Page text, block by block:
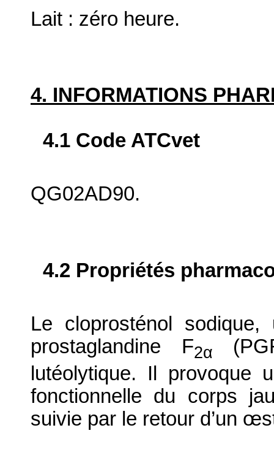
Lait : zéro heure.
4. INFORMATIONS
4.1 Code ATCvet
QG02AD90.
4.2 Propriétés
Le cloprosténol
prostaglandine F2α
lutéolytique. Il provoque
fonctionnelle du corps
suivie par le retour d’un